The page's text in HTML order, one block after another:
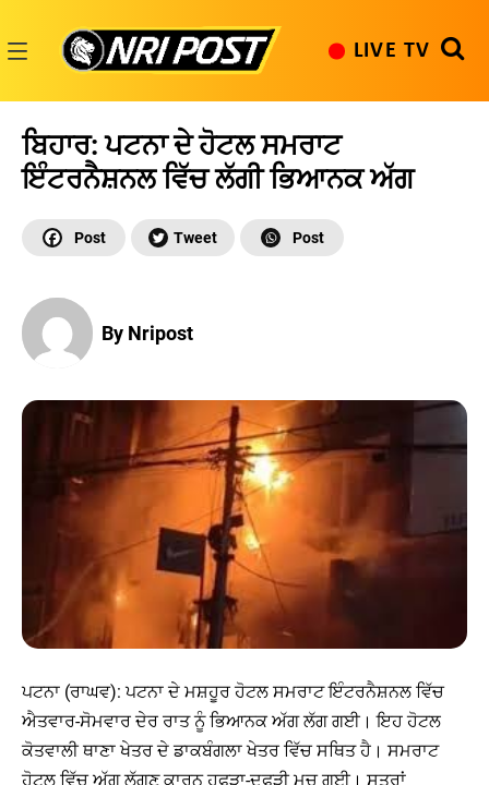
content
LIVE TV
ਬਿਹਾਰ: ਪਟਨਾ ਦੇ ਹੋਟਲ ਸਮਰਾਟ
ਇੰਟਰਨੈਸ਼ਨਲ ਵਿੱਚ ਲੱਗੀ ਭਿਆਨਕ ਅੱਗ
By Nripost
ਪਟਨਾ (ਰਾਘਵ): ਪਟਨਾ ਦੇ ਮਸ਼ਹੂਰ ਹੋਟਲ ਸਮਰਾਟ ਇੰਟਰਨੈਸ਼ਨਲ ਵਿੱਚ
ਐਤਵਾਰ-ਸੋਮਵਾਰ ਦੇਰ ਰਾਤ ਨੂੰ ਭਿਆਨਕ ਅੱਗ ਲੱਗ ਗਈ। ਇਹ ਹੋਟਲ
ਕੋਤਵਾਲੀ ਥਾਣਾ ਖੇਤਰ ਦੇ ਡਾਕਬੰਗਲਾ ਖੇਤਰ ਵਿੱਚ ਸਥਿਤ ਹੈ। ਸਮਰਾਟ
ਹੋਟਲ ਵਿੱਚ ਅੱਗ ਲੱਗਣ ਕਾਰਨ ਹਫੜਾ-ਦਫੜੀ ਮਚ ਗਈ। ਸੂਤਰਾਂ